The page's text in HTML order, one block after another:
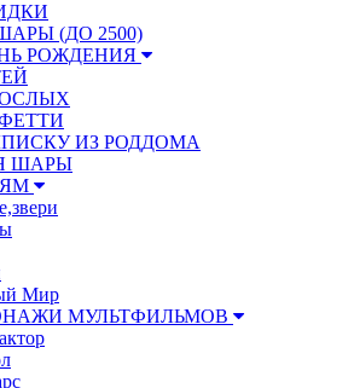
(ДО 2500)
РОЖДЕНИЯ
ИЗ РОДДОМА
ШАРЫ
Мир
МУЛЬТФИЛЬМОВ